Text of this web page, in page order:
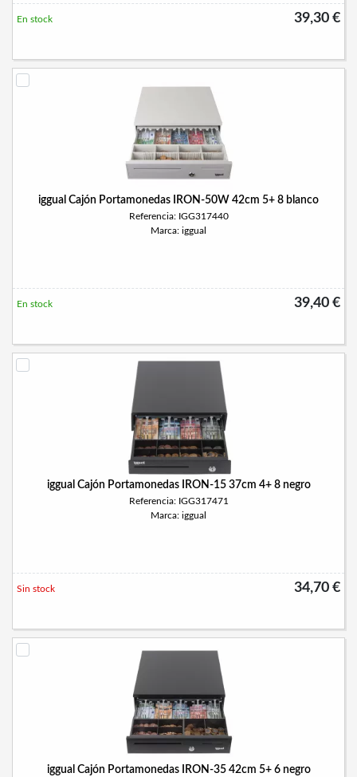
39,30 €
En stock
iggual Cajón Portamonedas IRON-50W 42cm 5+ 8 blanco
Referencia: IGG317440
Marca: iggual
39,40 €
En stock
iggual Cajón Portamonedas IRON-15 37cm 4+ 8 negro
Referencia: IGG317471
Marca: iggual
34,70 €
Sin stock
iggual Cajón Portamonedas IRON-35 42cm 5+ 6 negro